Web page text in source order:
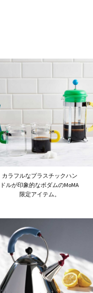
カラフルなプラスチックハン
ドルが印象的なボダムのMoMA
限定アイテム。